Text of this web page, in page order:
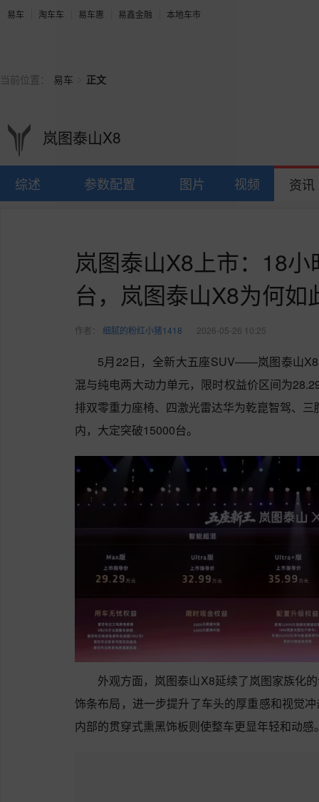
易车 淘车车 易车惠 易鑫金融 本地车市
当前位置： 易车 正文
岚图泰山X8
综述 参数配置 图片 视频 资讯
岚图泰山X8上市：18
台，岚图泰山X8为何如
作者： 细腻的粉红小猪1418 2026-05-26 10:25
5月22日，全新大五座SUV——岚图泰山
混与纯电两大动力单元，限时权益价区间为
排双零重力座椅、四激光雷达华为乾崑智驾、
内，大定突破15000台。
外观方面，岚图泰山X8延续了岚图家族化
饰条布局，进一步提升了车头的厚重感和视觉
内部的贯穿式熏黑饰板则使整车更显年轻和动感